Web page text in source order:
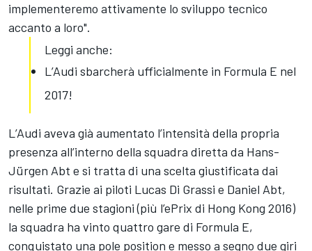
implementeremo attivamente lo sviluppo tecnico
accanto a loro".
Leggi anche:
L’Audi sbarcherà ufficialmente in Formula E nel
2017!
L’Audi aveva già aumentato l’intensità della propria
presenza all’interno della squadra diretta da Hans-
Jürgen Abt e si tratta di una scelta giustificata dai
risultati. Grazie ai piloti Lucas Di Grassi e Daniel Abt,
nelle prime due stagioni (più l’ePrix di Hong Kong 2016)
la squadra ha vinto quattro gare di Formula E,
conquistato una pole position e messo a segno due giri